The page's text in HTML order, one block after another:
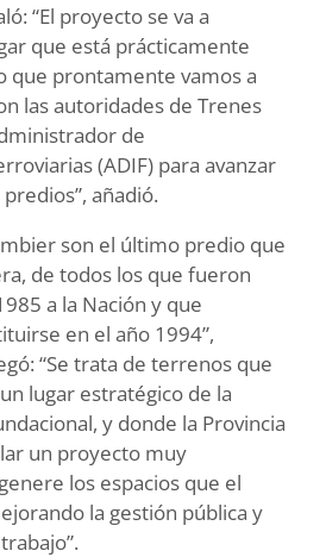
“El proyecto se va a
que está prácticamente
que prontamente vamos a
las autoridades de Trenes
de
(ADIF) para avanzar
añadió.
son el último predio que
de todos los que fueron
a la Nación y que
en el año 1994”,
“Se trata de terrenos que
lugar estratégico de la
y donde la Provincia
un proyecto muy
los espacios que el
la gestión pública y